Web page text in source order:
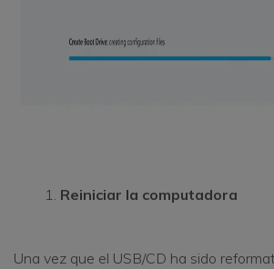
Reiniciar la computadora
Una vez que el USB/CD ha sido